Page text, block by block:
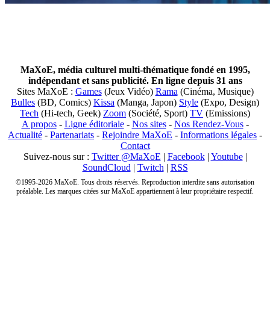
MaXoE, média culturel multi-thématique fondé en 1995,
indépendant et sans publicité. En ligne depuis 31 ans
Sites MaXoE : Games(Jeux Vidéo) Rama (Cinéma, Musique)
Bulles (BD, Comics) Kissa (Manga, Japon) Style (Expo, Design)
Tech (Hi-tech, Geek) Zoom (Société, Sport) TV (Emissions)
A propos- Ligne éditoriale- Nos sites- Nos Rendez-Vous-
Actualité - Partenariats - Rejoindre MaXoE - Informations légales -
Contact
Suivez-nous sur : Twitter @MaXoE | Facebook| Youtube|
SoundCloud | Twitch | RSS
©1995-2026 MaXoE. Tous droits réservés. Reproduction interdite sans autorisation
préalable. Les marques citées sur MaXoE appartiennent à leur propriétaire respectif.